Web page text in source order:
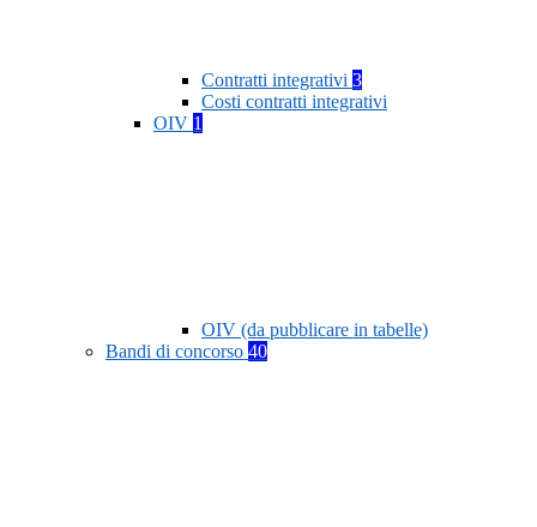
Contratti integrativi 3
Costi contratti integrativi
OIV 1
OIV (da pubblicare in tabelle)
Bandi di concorso 40